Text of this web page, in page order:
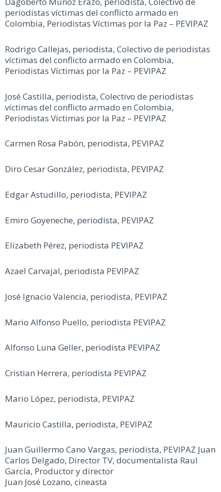
periodistas víctimas del conflicto armado en
Colombia, Periodistas Víctimas por la Paz – PEVIPAZ
Rodrigo Callejas, periodista, Colectivo de periodistas
víctimas del conflicto armado en Colombia,
Periodistas Víctimas por la Paz – PEVIPAZ
José Castilla, periodista, Colectivo de periodistas
víctimas del conflicto armado en Colombia,
Periodistas Víctimas por la Paz – PEVIPAZ
Carmen Rosa Pabón, periodista, PEVIPAZ
Diro Cesar González, periodista, PEVIPAZ
Edgar Astudillo, periodista, PEVIPAZ
Emiro Goyeneche, periodista, PEVIPAZ
Elizabeth Pérez, periodista PEVIPAZ
Azael Carvajal, periodista PEVIPAZ
José Ignacio Valencia, periodista, PEVIPAZ
Mario Alfonso Puello, periodista PEVIPAZ
Alfonso Luna Geller, periodista PEVIPAZ
Cristian Herrera, periodista PEVIPAZ
Mario López, periodista, PEVIPAZ
Mauricio Castilla, periodista, PEVIPAZ
Juan Guillermo Cano Vargas, periodista, PEVIPAZ Juan
Carlos Delgado, Director TV, documentalista Raul
García, Productor y director
Juan José Lozano, cineasta